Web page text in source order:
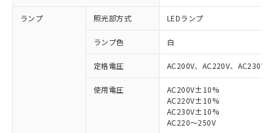
ランプ 照光部方式 LEDランプ
ランプ色 白
定格電圧 AC200V、AC220V、AC230V
使用電圧
AC200V±10%
AC220V±10%
AC230V±10%
AC220～250V
※1 対応状況
対応済み：EU RoHS指令（10物質）の